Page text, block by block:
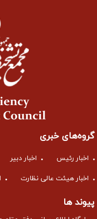
گروه‌های خبری
اخبار رئیس اخبار دبیر
اخبار هیئت عالی نظارت
پیوند ها